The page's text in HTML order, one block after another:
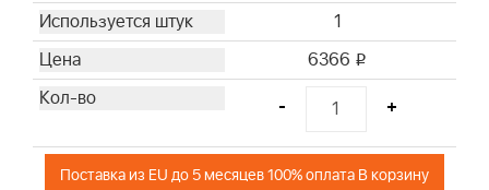
1
6366 i
- +
Поставка из EU до 5 месяцев 100% оплата В корзину